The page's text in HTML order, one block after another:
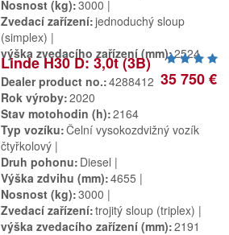
Nosnost (kg) 3000
Zvedací zařízení jednoduchý sloup
(simplex)
výška zvedacího zařízení (mm) 2524
35 750 €
Linde H30 D: 3,0t (3B)
Dealer product no. 4288412
Rok výroby 2020
Stav motohodin (h) 2164
Typ vozíku Čelní vysokozdvižný vozík
čtyřkolový
Druh pohonu Diesel
Výška zdvihu (mm) 4655
Nosnost (kg) 3000
Zvedací zařízení trojitý sloup (triplex)
výška zvedacího zařízení (mm) 2191